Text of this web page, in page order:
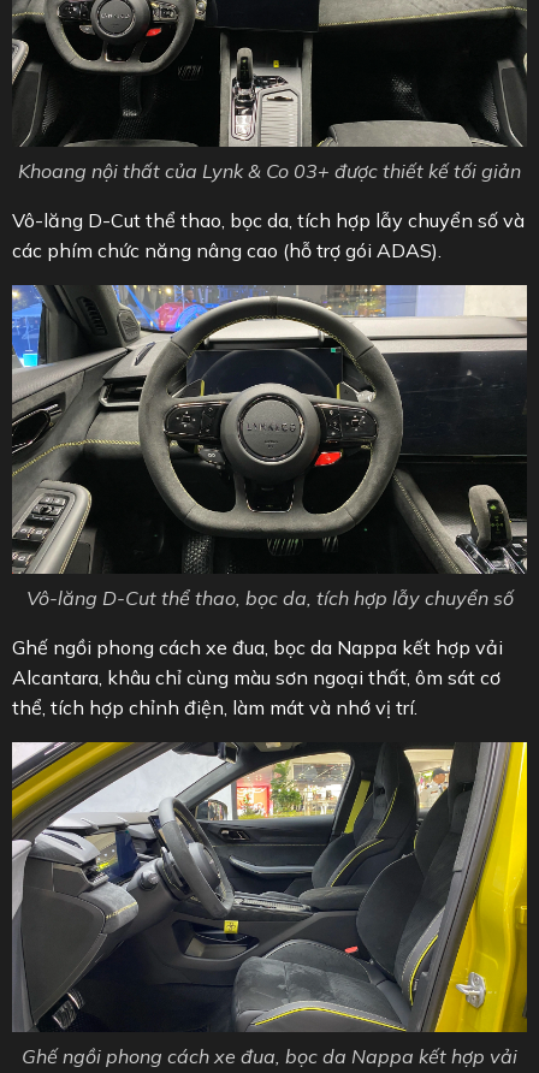
Khoang nội thất của Lynk & Co 03+ được thiết kế tối giản
Vô-lăng D-Cut thể thao, bọc da, tích hợp lẫy chuyển số và
các phím chức năng nâng cao (hỗ trợ gói ADAS).
Vô-lăng D-Cut thể thao, bọc da, tích hợp lẫy chuyển số
Ghế ngồi phong cách xe đua, bọc da Nappa kết hợp vải
Alcantara, khâu chỉ cùng màu sơn ngoại thất, ôm sát cơ
thể, tích hợp chỉnh điện, làm mát và nhớ vị trí.
Ghế ngồi phong cách xe đua, bọc da Nappa kết hợp vải